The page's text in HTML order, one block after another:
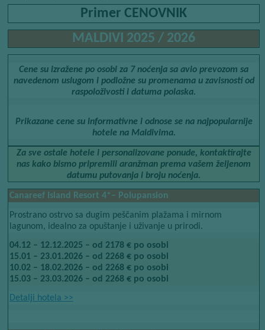
Primer CENOVNIK
MALDIVI 2025 / 2026
Cene su izražene po osobi za 7 noćenja sa avio prevozom sa
navedenom uslugom i podložne su promenama u zavisnosti od
raspoloživosti i datuma polaska.
Prikazane cene su informativne i odnose se na najpopularnije
hotele na Maldivima.
Za sve ostale hotele i personalizovane ponude, kontaktirajte
nas kako bismo pripremili aranžman prema vašem željenom
datumu putovanja i broju noćenja.
Canareef Island Resort 4*– Polupansion
Prostrano ostrvo sa dugim peščanim plažama i mirnom
lagunom, idealno za opuštanje i uživanje u prirodi.
04.12 – 12.12.2025 – od 2178 € po osobi
15.01 – 23.01.2026 – od 2268 € po osobi
10.02 – 18.02.2026 – od 2268 € po osobi
15.03 – 23.03.2026 – od 2268 € po osobi
Detalji hotela​​ >>